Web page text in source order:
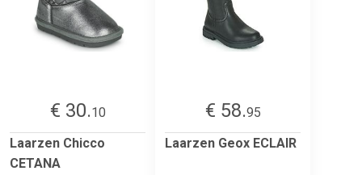
€ 30.10
Laarzen Chicco
CETANA
€ 58.95
Laarzen Geox ECLAIR